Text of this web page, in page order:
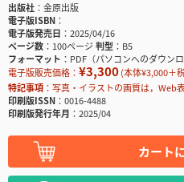
出版社
金原出版
電子版ISBN
電子版発売日
2025/04/16
ページ数
100ページ判型
B5
フォーマット
PDF（パソコンへのダウンロ
電子版販売価格： ¥3,300(本体¥3,000＋
特記事項
写真・イラストの画質は，Web
印刷版ISSN
0016-4488
印刷版発行年月
2025/04
カート